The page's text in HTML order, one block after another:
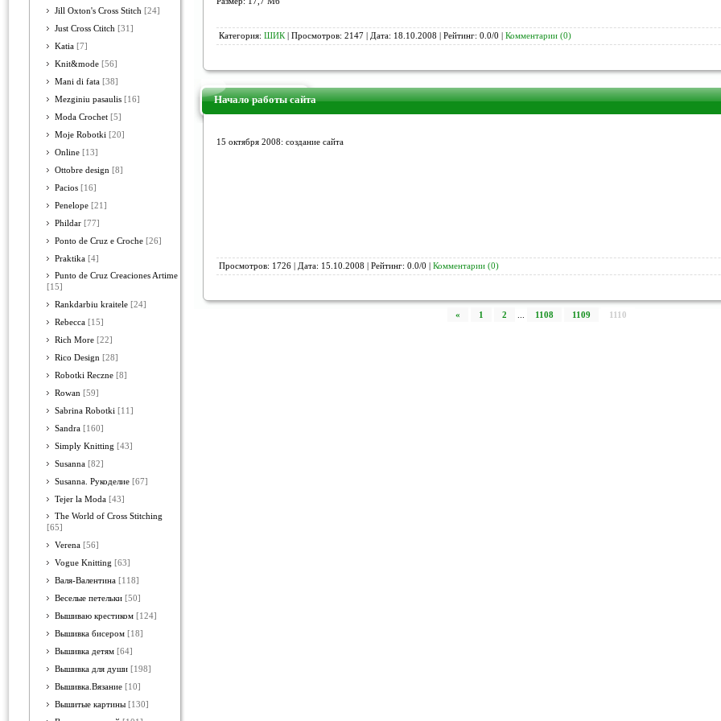
Jill Oxton's Cross Stitch [24]
Just Cross Ctitch [31]
Katia [7]
Knit&mode [56]
Mani di fata [38]
Mezginiu pasaulis [16]
Moda Crochet [5]
Moje Robotki [20]
Online [13]
Ottobre design [8]
Pacios [16]
Penelope [21]
Phildar [77]
Ponto de Cruz e Croche [26]
Praktika [4]
Punto de Cruz Creaciones Artime
[15]
Rankdarbiu kraitele [24]
Rebecca [15]
Rich More [22]
Rico Design [28]
Robotki Reczne [8]
Rowan [59]
Sabrina Robotki [11]
Sandra [160]
Simply Knitting [43]
Susanna [82]
Susanna. Рукоделие [67]
Tejer la Moda [43]
The World of Cross Stitching
[65]
Verena [56]
Vogue Knitting [63]
Валя-Валентина [118]
Веселые петельки [50]
Вышиваю крестиком [124]
Вышивка бисером [18]
Вышивка детям [64]
Вышивка для души [198]
Вышивка.Вязание [10]
Вышитые картины [130]
Категория: ШИК | Просмотров: 2147 | Дата: 18.10.2008 | Рейтинг: 0.0/0 | Комментарии (0)
Начало работы сайта
15 октября 2008: создание сайта
Просмотров: 1726 | Дата: 15.10.2008 | Рейтинг: 0.0/0 | Комментарии (0)
« 1 2 1108 1109 1110